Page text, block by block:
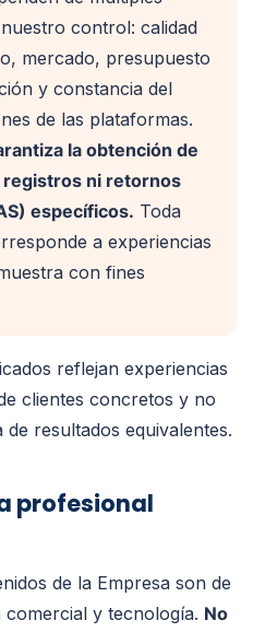
control: calidad
mercado, presupuesto
y constancia del
de las plataformas.
la obtención de
ni retornos
específicos. Toda
a experiencias
con fines
reflejan experiencias
clientes concretos y no
resultados equivalentes.
profesional
de la Empresa son de
comercial y tecnología. No